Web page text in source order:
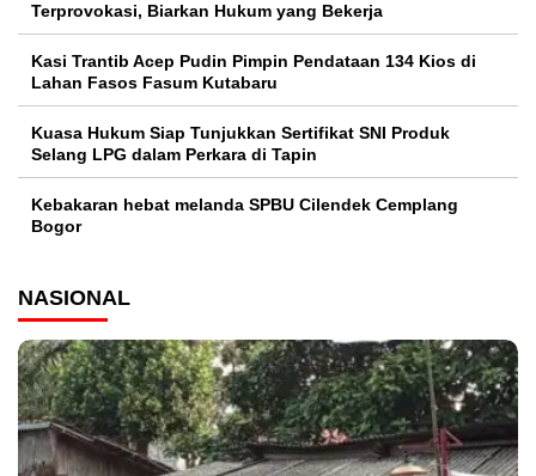
Terprovokasi, Biarkan Hukum yang Bekerja
Kasi Trantib Acep Pudin Pimpin Pendataan 134 Kios di
Lahan Fasos Fasum Kutabaru
Kuasa Hukum Siap Tunjukkan Sertifikat SNI Produk
Selang LPG dalam Perkara di Tapin
Kebakaran hebat melanda SPBU Cilendek Cemplang
Bogor
NASIONAL